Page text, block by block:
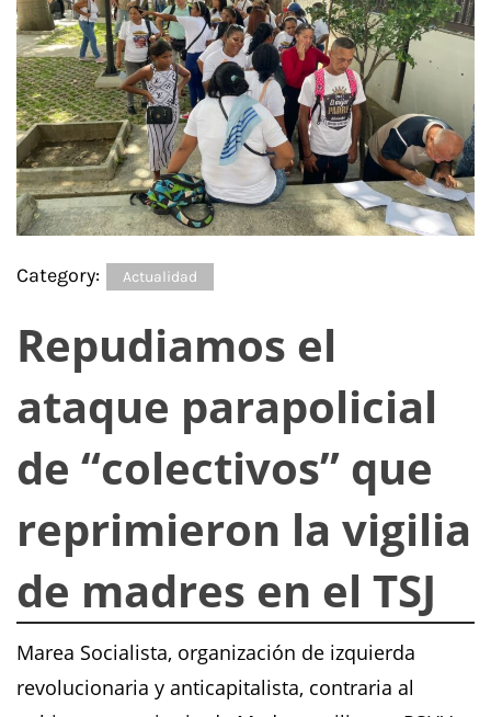
Category: Actualidad
Repudiamos el
ataque parapolicial
de “colectivos” que
reprimieron la vigilia
de madres en el TSJ
Marea Socialista, organización de izquierda
revolucionaria y anticapitalista, contraria al